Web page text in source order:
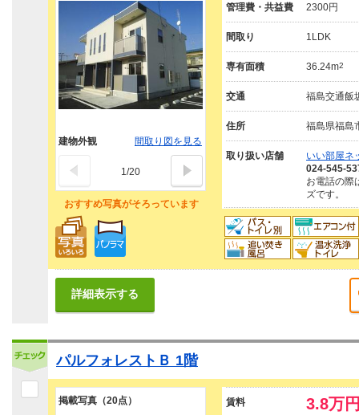
おすすめ写真がそろっています
建物外観 間取り図を見る
1/20
管理費・共益費 2300円
間取り 1LDK
専有面積 36.24m2
交通 福島交通飯
住所 福島県福島
取り扱い店舗
いい部屋ネ
024-545-
お電話の際
ズです。
詳細表示する
パルフォレストＢ 1階
掲載写真（20点） 賃料 3.8万